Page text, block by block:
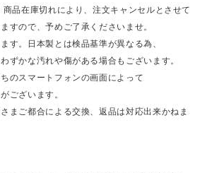
商品在庫切れにより、注文キャンセルとさせて
すので、予めご了承くださいませ。
す。日本製とは検品基準が異なる為、
ずかな汚れや傷がある場合もございます。
のスマートフォンの画面によって
ございます。
まご都合による交換、返品は対応出来かねま